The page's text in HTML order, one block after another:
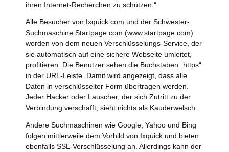
ihren Internet-Recherchen zu schützen.“
Alle Besucher von Ixquick.com und der Schwester-
Suchmaschine Startpage.com (www.startpage.com)
werden von dem neuen Verschlüsselungs-Service, der
sie automatisch auf eine sichere Webseite umleitet,
profitieren. Die Benutzer sehen die Buchstaben „https“
in der URL-Leiste. Damit wird angezeigt, dass alle
Daten in verschlüsselter Form übertragen werden.
Jeder Hacker oder Lauscher, der sich Zutritt zu der
Verbindung verschafft, sieht nichts als Kauderwelsch.
Andere Suchmaschinen wie Google, Yahoo und Bing
folgen mittlerweile dem Vorbild von Ixquick und bieten
ebenfalls SSL-Verschlüsselung an. Allerdings kann der